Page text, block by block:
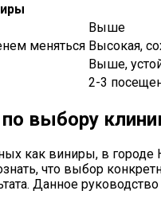
Выше
меняться Высокая,
Выше,
2-3
выбору
как виниры, в
что выбор
Данное